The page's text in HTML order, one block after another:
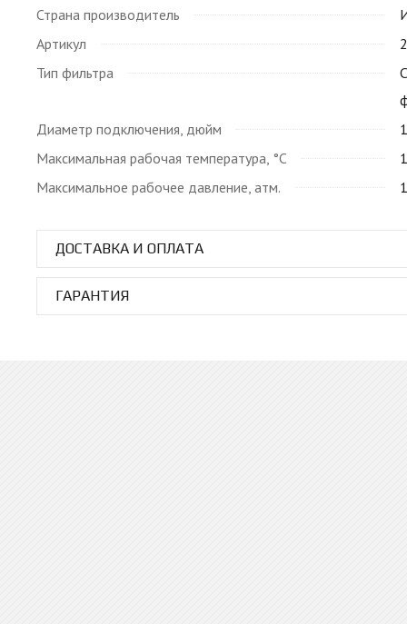
Страна производитель
Артикул
Тип фильтра
Диаметр подключения, дюйм
1
Максимальная рабочая температура, °C
Максимальное рабочее давление, атм.
ДОСТАВКА И ОПЛАТА
ГАРАНТИЯ